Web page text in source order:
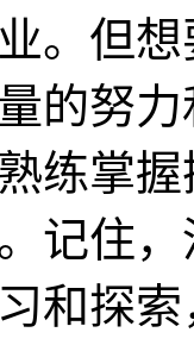
。但
的努
练掌
记住
和探